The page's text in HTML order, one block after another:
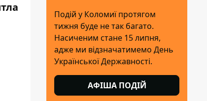
Подій у Коломиї протягом
тижня буде не так багато.
Насиченим стане 15 липня,
адже ми відзначатимемо День
Української Державності.
АФІША ПОДІЙ